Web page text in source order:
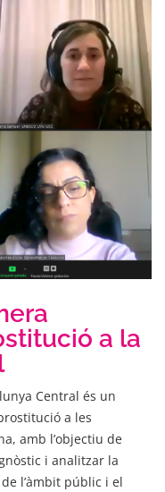
a la
Central és un
a les
amb l’objectiu de
i analitzar la
l’àmbit públic i el